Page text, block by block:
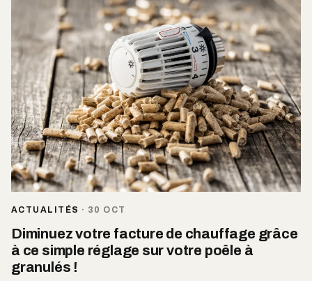
ACTUALITÉS · 30 OCT
Diminuez votre facture de chauffage grâce
à ce simple réglage sur votre poêle à
granulés !